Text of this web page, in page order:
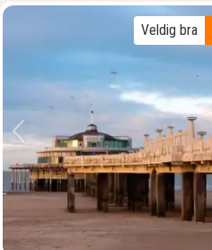
Forrige bilde
Veldig bra